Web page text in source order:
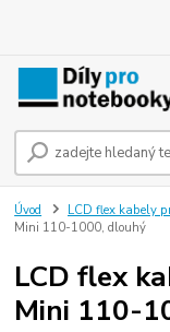
Úvod LCD flex kabely
Mini 110-1000, dlouhý
LCD flex
Mini 110-